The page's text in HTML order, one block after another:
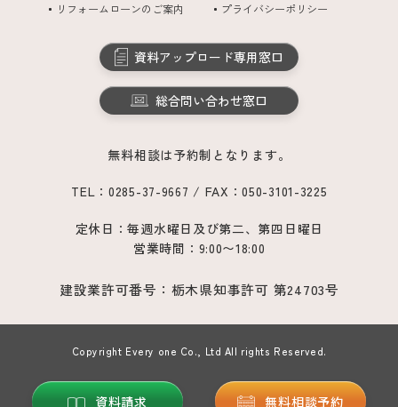
リフォームローンのご案内
プライバシーポリシー
資料アップロード専用窓口
総合問い合わせ窓口
無料相談は予約制となります。
TEL：0285-37-9667 / FAX：050-3101-3225
定休日：毎週水曜日及び第二、第四日曜日
営業時間：9:00〜18:00
建設業許可番号：栃木県知事許可 第24703号
Copyright Every one Co., Ltd All rights Reserved.
資料請求 無料相談予約